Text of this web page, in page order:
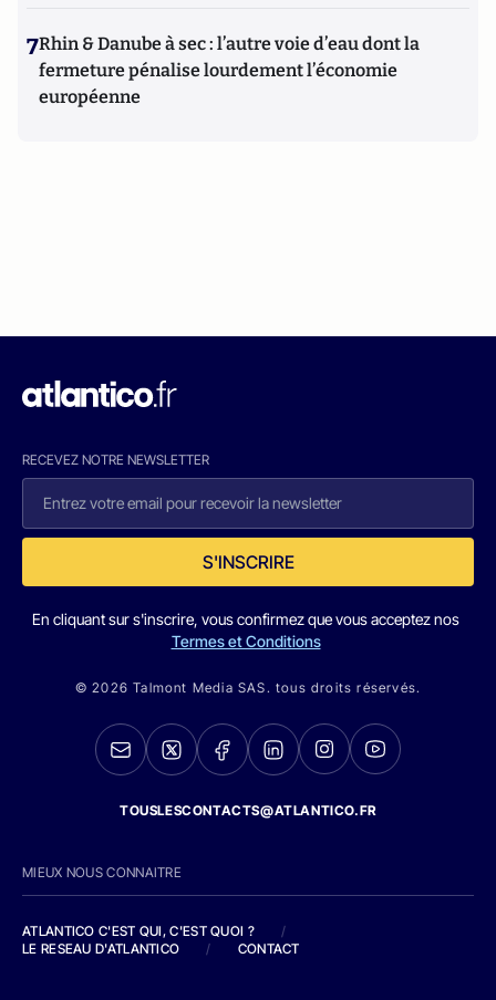
7Rhin & Danube à sec : l’autre voie d’eau dont la
fermeture pénalise lourdement l’économie
européenne
RECEVEZ NOTRE NEWSLETTER
S'INSCRIRE
En cliquant sur s'inscrire, vous confirmez que vous acceptez nos
Termes et Conditions
© 2026 Talmont Media SAS. tous droits réservés.
TOUSLESCONTACTS@ATLANTICO.FR
MIEUX NOUS CONNAITRE
ATLANTICO C'EST QUI, C'EST QUOI ?
/
LE RESEAU D'ATLANTICO
/ CONTACT